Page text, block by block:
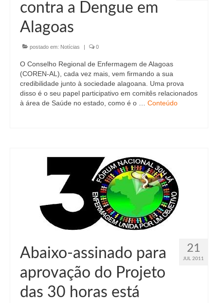
contra a Dengue em
Alagoas
postado em: Notícias | 0
O Conselho Regional de Enfermagem de Alagoas
(COREN-AL), cada vez mais, vem firmando a sua
credibilidade junto à sociedade alagoana. Uma prova
disso é o seu papel participativo em comitês relacionados
à área de Saúde no estado, como é o … Conteúdo
21
JUL 2011
Abaixo-assinado para
aprovação do Projeto
das 30 horas está